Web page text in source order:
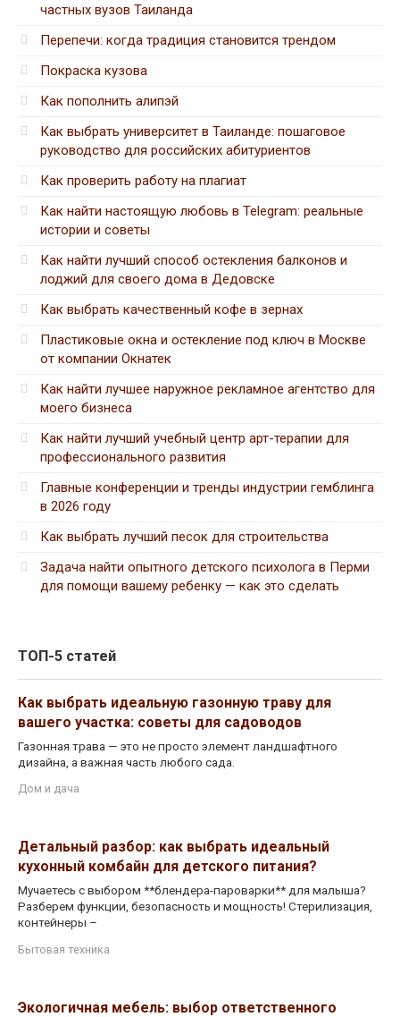
частных вузов Таиланда
Перепечи: когда традиция становится трендом
Покраска кузова
Как пополнить алипэй
Как выбрать университет в Таиланде: пошаговое
руководство для российских абитуриентов
Как проверить работу на плагиат
Как найти настоящую любовь в Telegram: реальные
истории и советы
Как найти лучший способ остекления балконов и
лоджий для своего дома в Дедовске
Как выбрать качественный кофе в зернах
Пластиковые окна и остекление под ключ в Москве
от компании Окнатек
Как найти лучшее наружное рекламное агентство для
моего бизнеса
Как найти лучший учебный центр арт-терапии для
профессионального развития
Главные конференции и тренды индустрии гемблинга
в 2026 году
Как выбрать лучший песок для строительства
Задача найти опытного детского психолога в Перми
для помощи вашему ребенку — как это сделать
ТОП-5 статей
Как выбрать идеальную газонную траву для
вашего участка: советы для садоводов
Газонная трава — это не просто элемент ландшафтного
дизайна, а важная часть любого сада.
Дом и дача
Детальный разбор: как выбрать идеальный
кухонный комбайн для детского питания?
Мучаетесь с выбором **блендера-пароварки** для малыша?
Разберем функции, безопасность и мощность! Стерилизация,
контейнеры –
Бытовая техника
Экологичная мебель: выбор ответственного